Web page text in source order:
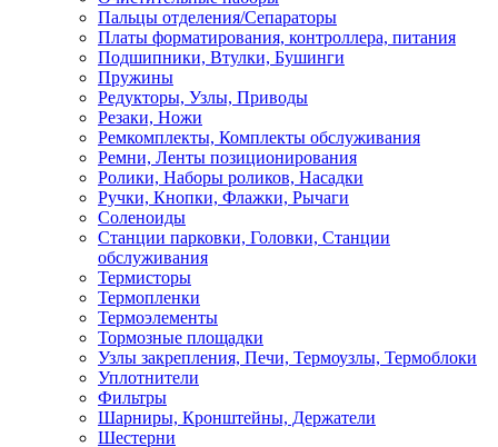
Пальцы отделения/Сепараторы
Платы форматирования, контроллера, питания
Подшипники, Втулки, Бушинги
Пружины
Редукторы, Узлы, Приводы
Резаки, Ножи
Ремкомплекты, Комплекты обслуживания
Ремни, Ленты позиционирования
Ролики, Наборы роликов, Насадки
Ручки, Кнопки, Флажки, Рычаги
Соленоиды
Станции парковки, Головки, Станции
обслуживания
Термисторы
Термопленки
Термоэлементы
Тормозные площадки
Узлы закрепления, Печи, Термоузлы, Термоблоки
Уплотнители
Фильтры
Шарниры, Кронштейны, Держатели
Шестерни